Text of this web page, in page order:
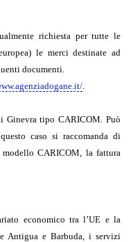
richiesta per tutte le
le merci destinate ad
documenti.
.
Ginevra tipo CARICOM. Può
caso si raccomanda di
CARICOM, la fattura
economico tra l’UE e la
Antigua e Barbuda, i servizi